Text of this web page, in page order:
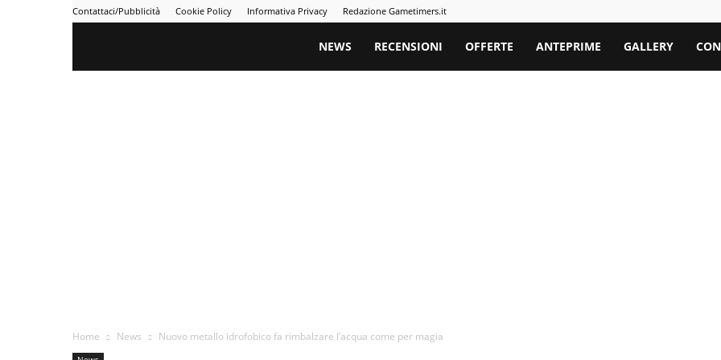
Contattaci/Pubblicità Cookie Policy Informativa Privacy Redazione Gametimers.it
Gametimers
NEWS RECENSIONI OFFERTE ANTEPRIME GALLERY
Home News Nuovo metallo idrofobico fa rimbalzare l’acqua come per magia